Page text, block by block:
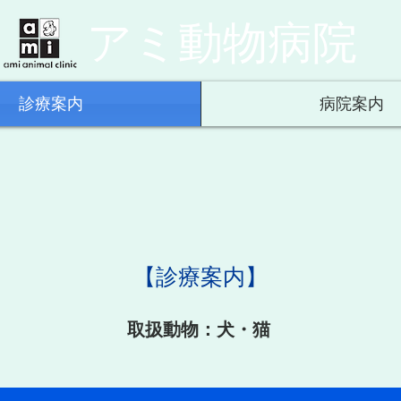
アミ動物病院
診療案内 病院案内
【診療案内】
取扱動物：犬・猫